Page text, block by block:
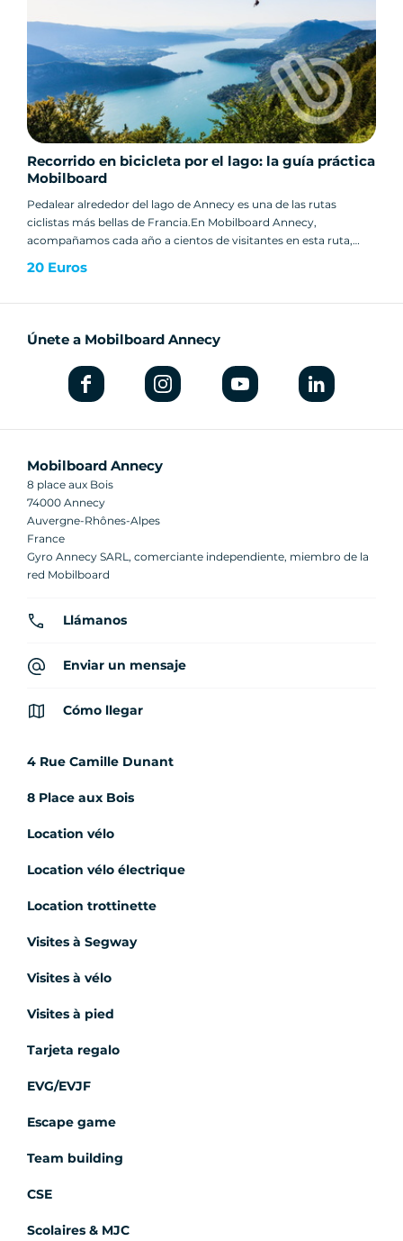
Recorrido en bicicleta por el lago: la guía práctica
Mobilboard
Pedalear alrededor del lago de Annecy es una de las rutas
ciclistas más bellas de Francia.En Mobilboard Annecy,
acompañamos cada año a cientos de visitantes en esta ruta,
preparar tu salida, hemos recopilado algunos de los mejores
20 Euros
Únete a Mobilboard Annecy
Mobilboard Annecy
8 place aux Bois
74000 Annecy
Auvergne-Rhônes-Alpes
France
Gyro Annecy SARL, comerciante independiente, miembro de la
red Mobilboard
Llámanos
Enviar un mensaje
Cómo llegar
4 Rue Camille Dunant
8 Place aux Bois
Location vélo
Location vélo électrique
Location trottinette
Visites à Segway
Visites à vélo
Visites à pied
Tarjeta regalo
EVG/EVJF
Escape game
Team building
CSE
Scolaires & MJC